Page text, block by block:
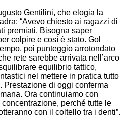
Gentilini, che elogia la
“Avevo chiesto ai ragazzi di
premiati. Bisogna saper
colpire e così è stato. Gol
poi punteggio arrotondato
rete sarebbe arrivata nell’arco
equilibrio tattico,
nel mettere in pratica tutto
Prestazione di oggi conferma
Ora continuiamo con
perché tutte le
con il coltello tra i denti”.